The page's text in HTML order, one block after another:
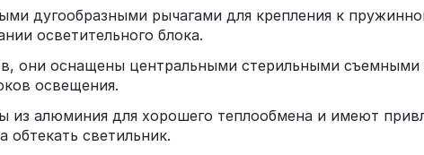
дугообразными рычагами для крепления к
осветительного блока.
они оснащены центральными стерильными
освещения.
из алюминия для хорошего теплообмена и имеют
обтекать светильник.